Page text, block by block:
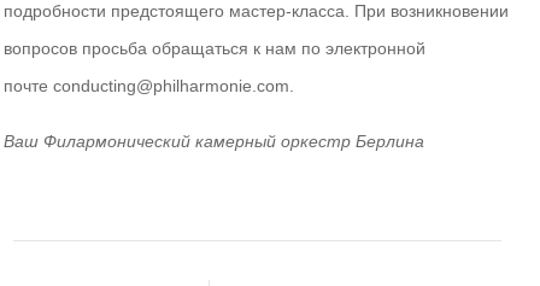
подробности предстоящего мастер-класса. При возникновении
вопросов просьба обращаться к нам по электронной
почте conducting@philharmonie.com.
Ваш Филармонический камерный оркестр Берлина